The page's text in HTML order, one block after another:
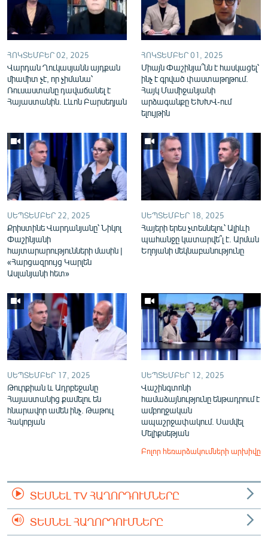
English
Русский
ՀԵՏԵՎԵՔ ՄԵԶ
«Ազատության» բոլոր կայքերը
ՀՈԿՏԵՄԲԵՐ 02, 2025
Վարդան Ղուկասյանն այդքան
միամիտ չէ, որ չիմանա՝
Ռուսաստանը դավաճանել է
Հայաստանին. Լևոն Բարսեղյան
ՀՈԿՏԵՄԲԵՐ 01, 2025
Միայն Փաշինյա՞նն է հասկացել՝
ինչ է գրված փաստաթղթում.
Հայկ Մամիջանյանի
արձագանքը ԵԽԽՎ-ում
ելույթին
ՍԵՊՏԵՄԲԵՐ 22, 2025
Քրիստինե Վարդանյանը՝ Նիկոլ
Փաշինյանի
հայտարարությունների մասին |
«Հարցազրույց Կարլեն
Ասլանյանի հետ»
ՍԵՊՏԵՄԲԵՐ 18, 2025
Հայերի երես չտեսնելու՝ Ալիևի
պահանջը կատարվե՞լ է. Արման
Եղոյանի մեկնաբանությունը
ՍԵՊՏԵՄԲԵՐ 17, 2025
Թուրքիան և Ադրբեջանը
Հայաստանից քամելու են
հնարավոր ամեն ինչ. Թաթուլ
Հակոբյան
ՍԵՊՏԵՄԲԵՐ 12, 2025
Վաշինգտոնի
համաձայնությունը ենթադրում է
ամբողջական
ապաշրջափակում. Սամվել
Մելիքսեթյան
Բոլոր հեռարձակումների արխիվը
ՏԵՍՆԵԼ TV ՀԱՂՈՐԴՈՒՄՆԵՐԸ
ՏԵՍՆԵԼ ՀԱՂՈՐԴՈՒՄՆԵՐԸ